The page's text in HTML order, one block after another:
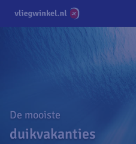
De mooiste
duikvakanties